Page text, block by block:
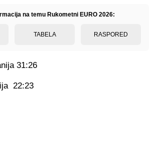
na temu Rukometni EURO 2026:
TABELA RASPORED
31:26
22:23